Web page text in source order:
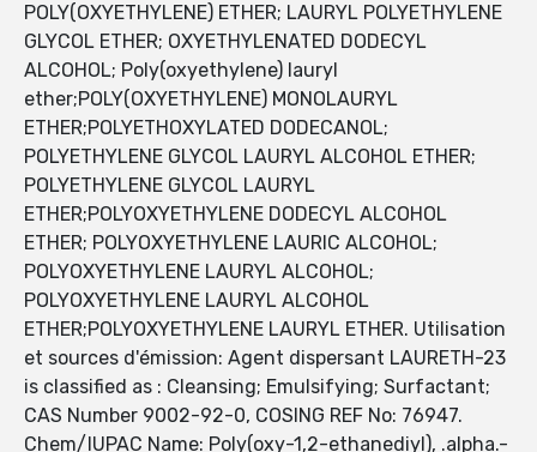
POLY(OXYETHYLENE) ETHER; LAURYL POLYETHYLENE
GLYCOL ETHER; OXYETHYLENATED DODECYL
ALCOHOL; Poly(oxyethylene) lauryl
ether;POLY(OXYETHYLENE) MONOLAURYL
ETHER;POLYETHOXYLATED DODECANOL;
POLYETHYLENE GLYCOL LAURYL ALCOHOL ETHER;
POLYETHYLENE GLYCOL LAURYL
ETHER;POLYOXYETHYLENE DODECYL ALCOHOL
ETHER; POLYOXYETHYLENE LAURIC ALCOHOL;
POLYOXYETHYLENE LAURYL ALCOHOL;
POLYOXYETHYLENE LAURYL ALCOHOL
ETHER;POLYOXYETHYLENE LAURYL ETHER. Utilisation
et sources d'émission: Agent dispersant LAURETH-23
is classified as : Cleansing; Emulsifying; Surfactant;
CAS Number 9002-92-0, COSING REF No: 76947.
Chem/IUPAC Name: Poly(oxy-1,2-ethanediyl), .alpha.-